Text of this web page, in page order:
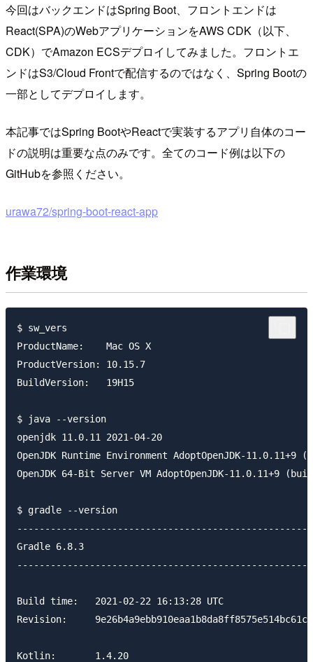
今回はバックエンドはSpring Boot、フロントエンドは
React(SPA)のWebアプリケーションをAWS CDK（以下、
CDK）でAmazon ECSデプロイしてみました。フロントエ
ンドはS3/Cloud Frontで配信するのではなく、Spring Bootの
一部としてデプロイします。
本記事ではSpring BootやReactで実装するアプリ自体のコー
ドの説明は重要な点のみです。全てのコード例は以下の
GitHubを参照ください。
urawa72/spring-boot-react-app
作業環境
$ sw_vers
ProductName:    Mac OS X
ProductVersion: 10.15.7
BuildVersion:   19H15
$ java --version
openjdk 11.0.11 2021-04-20
OpenJDK Runtime Environment AdoptOpenJDK-
OpenJDK 64-Bit Server VM AdoptOpenJDK-11.0.11+9
$ gradle --version
Gradle 6.8.3
Build time:   2021-02-22 16:13:28 UTC
Revision:
Kotlin:       1.4.20